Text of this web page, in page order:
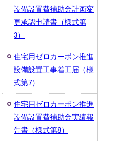
設備設置費補助金計画変
更承認申請書（様式第
3）
住宅用ゼロカーボン推進
設備設置工事着工届（様
式第7）
住宅用ゼロカーボン推進
設備設置費補助金実績報
告書（様式第8）